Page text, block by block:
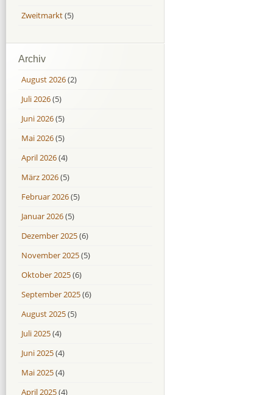
Zweitmarkt(5)
Archiv
August 2026(2)
Juli 2026(5)
Juni 2026(5)
Mai 2026(5)
April 2026(4)
März 2026(5)
Februar 2026(5)
Januar 2026(5)
Dezember 2025(6)
November 2025(5)
Oktober 2025(6)
September 2025(6)
August 2025(5)
Juli 2025(4)
Juni 2025(4)
Mai 2025(4)
April 2025(4)